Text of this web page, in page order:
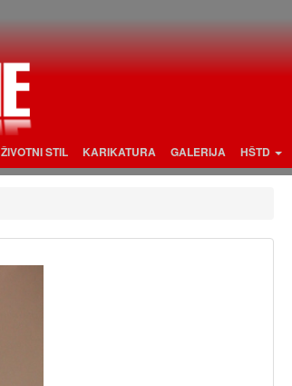
ŽIVOTNI STIL KARIKATURA GALERIJA HŠTD